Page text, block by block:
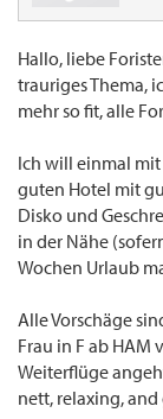
Hallo, liebe
trauriges Thema,
mehr so fit, alle
Ich will einmal
guten Hotel mit
Disko und
in der Nähe
Wochen Urlaub
Alle Vorschäge
Frau in F ab HAM
Weiterflüge
nett, relaxing,